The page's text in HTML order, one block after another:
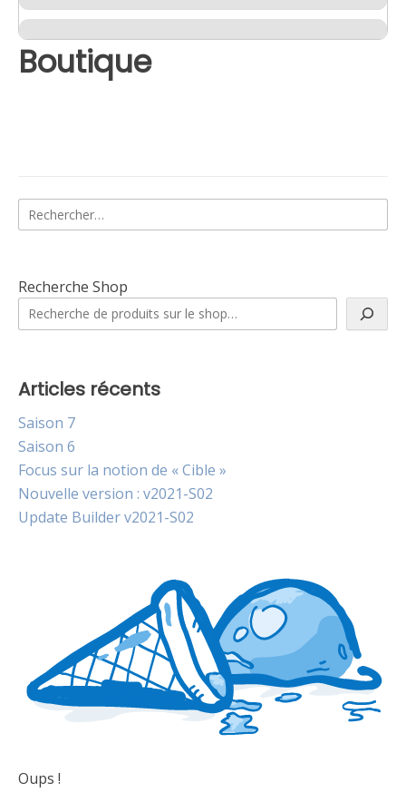
Boutique
Rechercher :
Recherche Shop
Articles récents
Saison 7
Saison 6
Focus sur la notion de « Cible »
Nouvelle version : v2021-S02
Update Builder v2021-S02
Oups !